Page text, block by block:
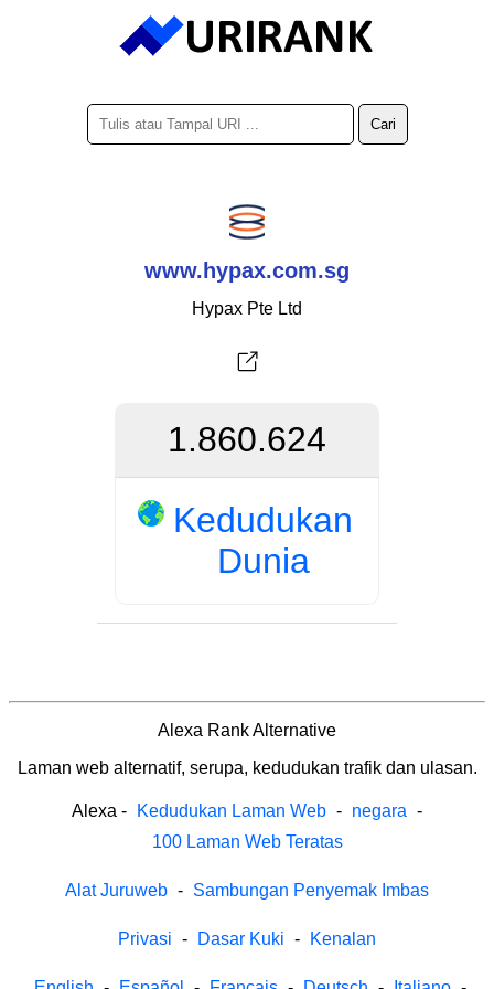
www.hypax.com.sg
Hypax Pte Ltd
1.860.624
Kedudukan
Dunia
Alexa Rank Alternative
Laman web alternatif, serupa, kedudukan trafik dan ulasan.
Alexa - Kedudukan Laman Web - negara -
100 Laman Web Teratas
Alat Juruweb - Sambungan Penyemak Imbas
Privasi - Dasar Kuki - Kenalan